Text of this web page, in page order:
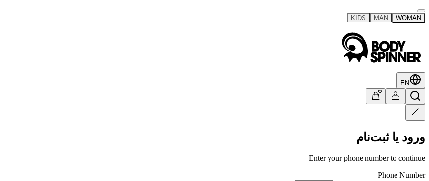
WOMAN
MAN
KIDS
EN
ورود یا ثبت‌نام
Enter your phone number to continue
Phone Number